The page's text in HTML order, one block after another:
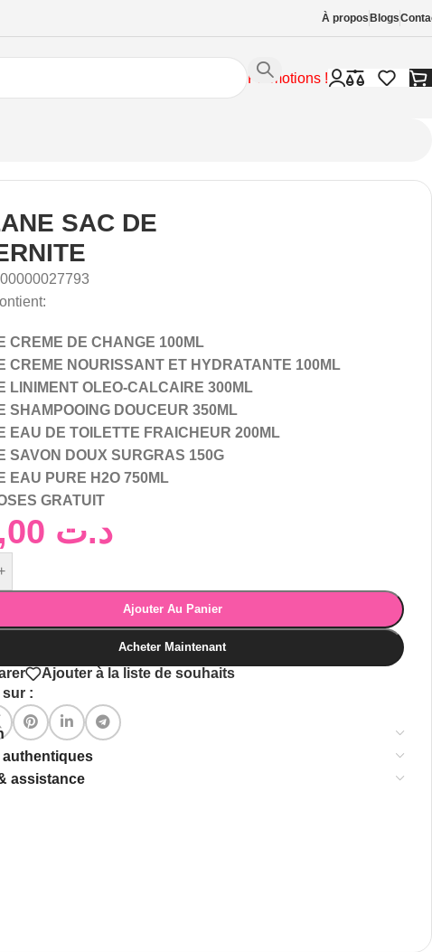
À propos Blogs
Promotions !
SAC DE
CREME DE CHANGE 100ML
CREME NOURISSANT ET HYDRATANTE 100ML
LINIMENT OLEO-CALCAIRE 300ML
SHAMPOOING DOUCEUR 350ML
EAU DE TOILETTE FRAICHEUR 200ML
SAVON DOUX SURGRAS 150G
EAU PURE H2O 750ML
GRATUIT
د.ت
Ajouter Au Panier
Acheter Maintenant
Ajouter à la liste de souhaits
sur :
authentiques
assistance